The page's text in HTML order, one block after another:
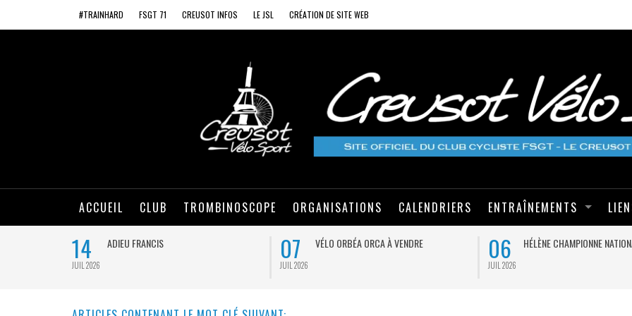
#TRAINHARD FSGT 71 CREUSOT INFOS LE JSL CRÉATION DE SITE WEB
ACCUEIL CLUB TROMBINOSCOPE ORGANISATIONS CALENDRIERS ENTRAÎNEMENTS
14
JUIL 2026
ADIEU FRANCIS 07
JUIL 2026
VÉLO ORBÉA ORCA À VENDRE 06
JUIL 2026
HÉLÈNE CHAMPIONNE